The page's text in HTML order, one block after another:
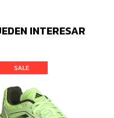
INTERESAR